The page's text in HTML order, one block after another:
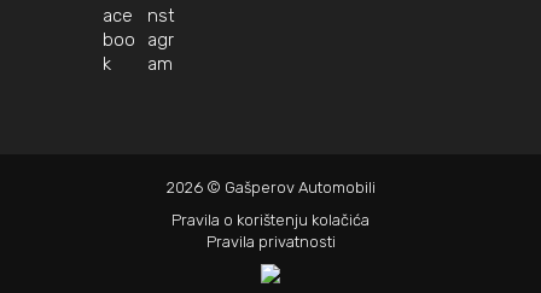
2026 © Gašperov Automobili
Pravila o korištenju kolačića
Pravila privatnosti